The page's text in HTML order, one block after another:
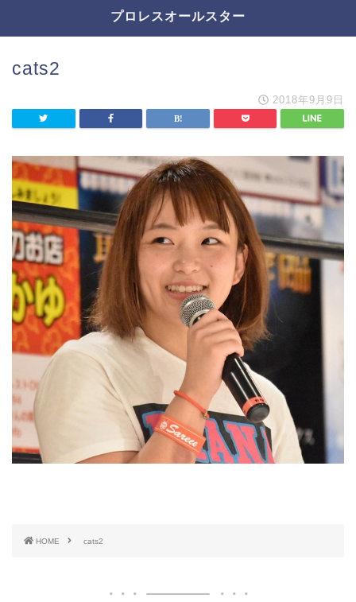
プロレスオールスター
cats2
2018年9月9日
HOME cats2